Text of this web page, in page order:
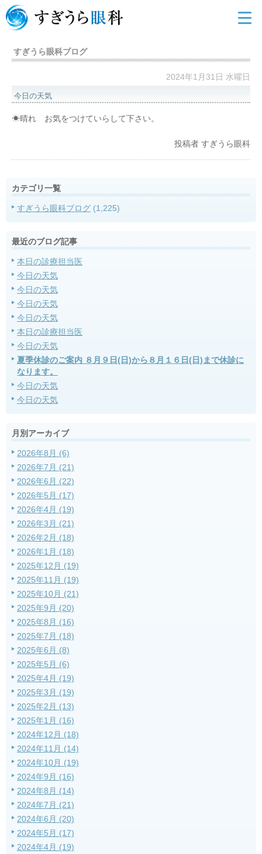
すぎうら眼科ブログ
2024年1月31日 水曜日
今日の天気
☀晴れ お気をつけていらして下さい。
投稿者 すぎうら眼科
カテゴリ一覧
すぎうら眼科ブログ (1,225)
最近のブログ記事
本日の診療担当医
今日の天気
今日の天気
今日の天気
今日の天気
本日の診療担当医
今日の天気
夏季休診のご案内 ８月９日(日)から８月１６日(日)まで休診に
なります。
今日の天気
今日の天気
月別アーカイブ
2026年8月 (6)
2026年7月 (21)
2026年6月 (22)
2026年5月 (17)
2026年4月 (19)
2026年3月 (21)
2026年2月 (18)
2026年1月 (18)
2025年12月 (19)
2025年11月 (19)
2025年10月 (21)
2025年9月 (20)
2025年8月 (16)
2025年7月 (18)
2025年6月 (8)
2025年5月 (6)
2025年4月 (19)
2025年3月 (19)
2025年2月 (13)
2025年1月 (16)
2024年12月 (18)
2024年11月 (14)
2024年10月 (19)
2024年9月 (16)
2024年8月 (14)
2024年7月 (21)
2024年6月 (20)
2024年5月 (17)
2024年4月 (19)